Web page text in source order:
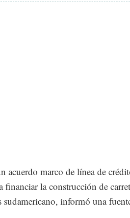
marco de línea de
la construcción de
sudamericano, informó una